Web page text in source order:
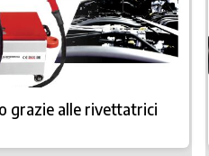
grazie alle rivettatrici